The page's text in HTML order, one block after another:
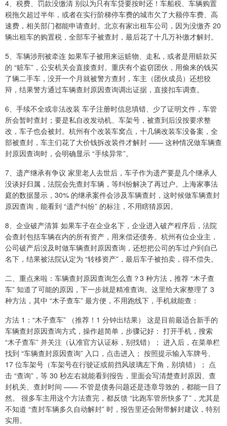
4、税费、罚款没缴清 别以为只有车贷要按时还！车船税、车辆购置
税拖欠超过半年，或者在实行阶梯停车费的城市欠了大额停车费、高
速费，相关部门都能申请查封。北京有家出租车公司，因为没缴齐 20
辆出租车的购置税，全部车子被查封，最后花了十几万补缴才解封。
5、车辆涉刑被牵连 如果车子被用来运赃物、走私，或者是用赃款买
的 “赃车”，公安机关会直接查封。重庆有个盗窃团伙，用偷来的钱买
了辆二手车，没开一个月就被警方查封，车主（团伙成员）还想狡
辩，结果警方通过车辆查封原因查询调出证据，直接扣车调查。
6、手续不全或非法改装 车子注册时信息填错、少了证明文件，车管
所会暂时查封；要是私自改发动机、车架号，被查到后没按要求整
改，车子也会被封。杭州有个改装车窝点，十几辆改装车没备案，全
部被查封，车主们花了大价钱拆改装件才解封 —— 这种情况做车辆查
封原因查询时，会明确显示 “手续异常”。
7、遗产继承有争议 家里老人去世后，车子作为遗产要是几个继承人
没谈好归属，法院会先查封车辆，等纠纷解决了再过户。上海家事法
庭的数据显示，30% 的继承案件会涉及车辆查封，这时候做车辆查封
原因查询，能看到 “遗产纠纷” 的标注，不用瞎猜原因。
8、企业破产清算 如果车子在企业名下，企业进入破产程序后，法院
会查封包括车辆在内的所有资产，用来偿还债务。杭州有位企业主，
公司破产后没及时做车辆查封原因查询，还想把公司的车过户到自己
名下，结果被法院认定为 “转移资产”，最后车子被拍卖，得不偿失。
二、重点来啦：车辆查封原因查询怎么查？3 种方法，推荐 “木子查
车” 知道了可能的原因，下一步就是精准查询。这里给大家整理了 3
种方法，其中 “木子查车” 最方便，不用跑线下，手机就能查：
方法 1：“木子查车” （推荐！1 分钟出结果） 这是目前最适合新手的
车辆查封原因查询方式，操作超简单，步骤记好： 打开手机，搜索
“木子查车” 并关注（认准官方认证标，别找错）； 进入后，在菜单栏
找到 “车辆查封原因查询” 入口，点击进入； 按照提示输入车牌号、
17 位车架号（车架号在行驶证或前挡风玻璃左下角，别填错）； 点
击 “查询”，等 30 秒左右就能看到报告，里面会写清楚查封原因、查
封机关、查封时间 —— 不管是债务问题还是违章导致的，都能一目了
然。 很多车主用这个方法查完，都反馈 “比跑车管所快多了”，尤其是
不知道 “查封车辆多久自动解封” 时，报告里还会附带解封建议，特别
实用。